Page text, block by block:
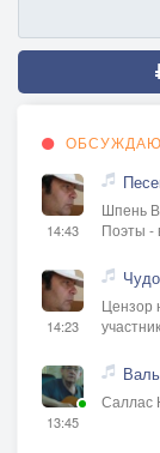
14:43
Шпень
Поэты -
14:23
Чудо
Цензор
13:45
Саллас